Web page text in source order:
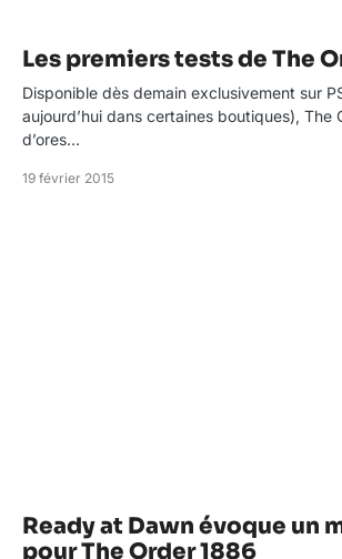
Les premiers tests de The
Disponible dès demain exclusivement sur
aujourd’hui dans certaines boutiques), The
d’ores…
19 février 2015
Ready at Dawn évoque un
pour The Order 1886